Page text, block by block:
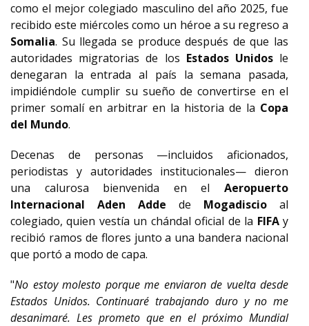
como el mejor colegiado masculino del año 2025, fue
recibido este miércoles como un héroe a su regreso a
Somalia. Su llegada se produce después de que las
autoridades migratorias de los Estados Unidosle
denegaran la entrada al país la semana pasada,
impidiéndole cumplir su sueño de convertirse en el
primer somalí en arbitrar en la historia de la Copa
del Mundo.
Decenas de personas —incluidos aficionados,
periodistas y autoridades institucionales— dieron
una calurosa bienvenida en el Aeropuerto
Internacional Aden Adde de Mogadiscio al
colegiado, quien vestía un chándal oficial de la FIFAy
recibió ramos de flores junto a una bandera nacional
que portó a modo de capa.
"No estoy molesto porque me enviaron de vuelta desde
Estados Unidos. Continuaré trabajando duro y no me
desanimaré. Les prometo que en el próximo Mundial